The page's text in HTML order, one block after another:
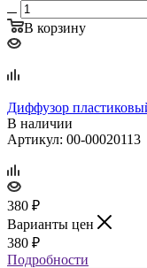
В корзину
Диффузор
В наличии
Артикул: 00-00020113
380 ₽
Варианты цен
380 ₽
Подробности